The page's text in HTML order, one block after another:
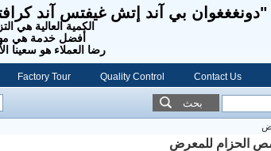
"دونغغغوان بي آند إتش غيفتس آند
الكمية العالية هي
أفضل خدمة هي
رضا العملاء هو سعينا
Factory Tour Quality Control Contact Us
بحث
الحزام للمعرض